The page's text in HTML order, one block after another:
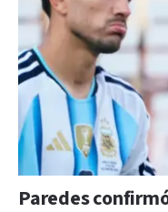
Paredes